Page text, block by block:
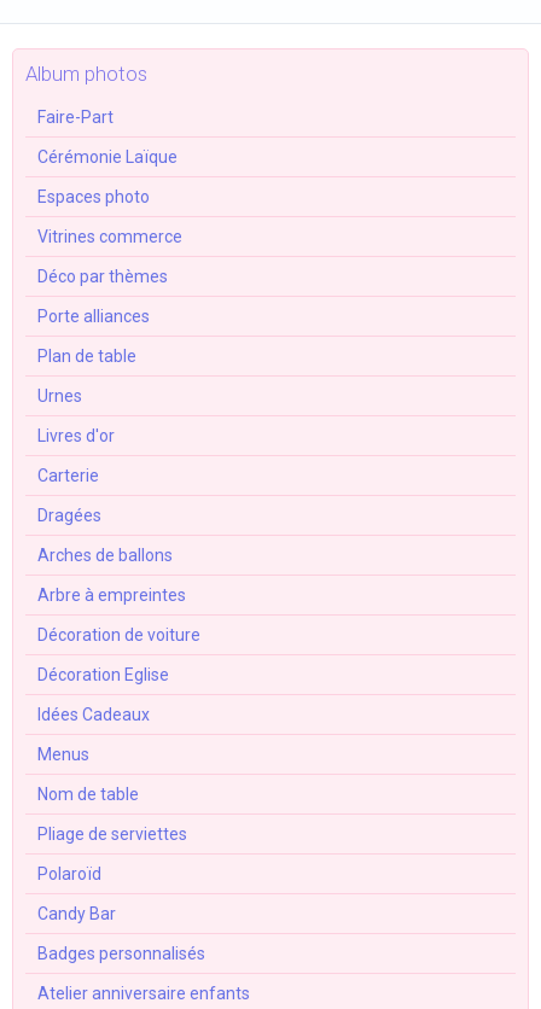
Album photos
Faire-Part
Cérémonie Laïque
Espaces photo
Vitrines commerce
Déco par thèmes
Porte alliances
Plan de table
Urnes
Livres d'or
Carterie
Dragées
Arches de ballons
Arbre à empreintes
Décoration de voiture
Décoration Eglise
Idées Cadeaux
Menus
Nom de table
Pliage de serviettes
Polaroïd
Candy Bar
Badges personnalisés
Atelier anniversaire enfants